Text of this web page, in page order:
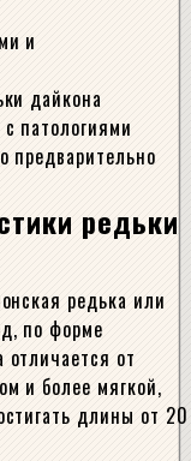
и
дайкона
патологиями
предварительно
редьки
редька или
по форме
от
и более мягкой,
длины от 20